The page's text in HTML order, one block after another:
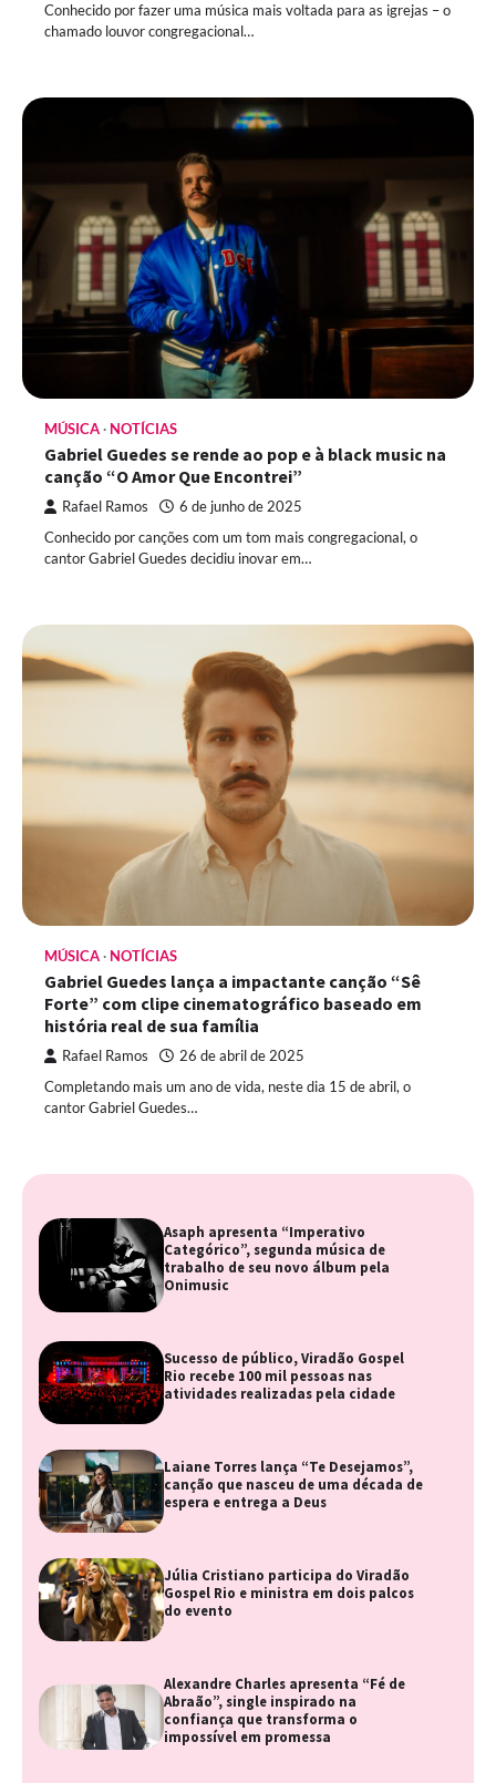
Conhecido por fazer uma música mais voltada para as igrejas – o
chamado louvor congregacional…
MÚSICA NOTÍCIAS
Gabriel Guedes se rende ao pop e à black music na
canção “O Amor Que Encontrei”
Rafael Ramos 6 de junho de 2025
Conhecido por canções com um tom mais congregacional, o
cantor Gabriel Guedes decidiu inovar em…
MÚSICA NOTÍCIAS
Gabriel Guedes lança a impactante canção “Sê
Forte” com clipe cinematográfico baseado em
história real de sua família
Rafael Ramos 26 de abril de 2025
Completando mais um ano de vida, neste dia 15 de abril, o
cantor Gabriel Guedes…
Asaph apresenta “Imperativo
Categórico”, segunda música de
trabalho de seu novo álbum pela
Onimusic
Sucesso de público, Viradão Gospel
Rio recebe 100 mil pessoas nas
atividades realizadas pela cidade
Laiane Torres lança “Te Desejamos”,
canção que nasceu de uma década de
espera e entrega a Deus
Júlia Cristiano participa do Viradão
Gospel Rio e ministra em dois palcos
do evento
Alexandre Charles apresenta “Fé de
Abraão”, single inspirado na
confiança que transforma o
impossível em promessa